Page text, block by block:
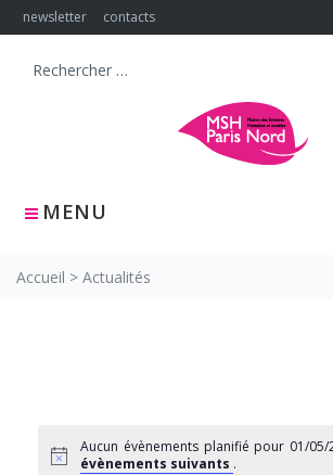
Skip
to
newsletter contacts
MENU
Search
Accueil > Actualités
Aucun évènements planifié pour 01/05/
évènements suivants .